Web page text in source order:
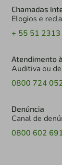
Chamadas
Elogios e
+ 55 51
Atendimento
Auditiva ou
0800 724
Denúncia
Canal de
0800 602